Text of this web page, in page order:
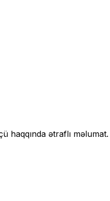
haqqında ətraflı məlumat.